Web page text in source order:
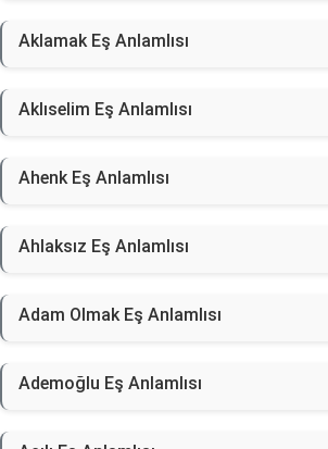
Aklamak Eş Anlamlısı
Aklıselim Eş Anlamlısı
Ahenk Eş Anlamlısı
Ahlaksız Eş Anlamlısı
Adam Olmak Eş Anlamlısı
Ademoğlu Eş Anlamlısı